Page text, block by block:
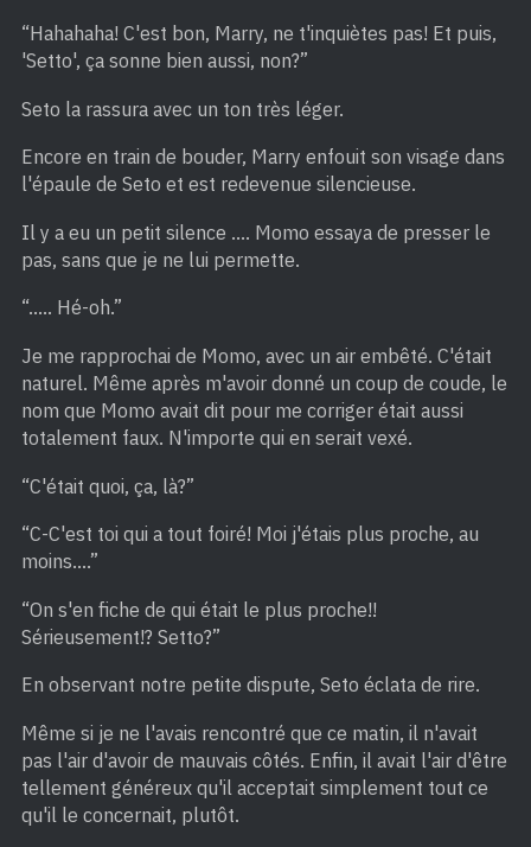
“Hahahaha! C'est bon, Marry, ne t'inquiètes pas! Et puis,
'Setto', ça sonne bien aussi, non?”
Seto la rassura avec un ton très léger.
Encore en train de bouder, Marry enfouit son visage dans
l'épaule de Seto et est redevenue silencieuse.
Il y a eu un petit silence …. Momo essaya de presser le
pas, sans que je ne lui permette.
“….. Hé-oh.”
Je me rapprochai de Momo, avec un air embêté. C'était
naturel. Même après m'avoir donné un coup de coude, le
nom que Momo avait dit pour me corriger était aussi
totalement faux. N'importe qui en serait vexé.
“C'était quoi, ça, là?”
“C-C'est toi qui a tout foiré! Moi j'étais plus proche, au
moins….”
“On s'en fiche de qui était le plus proche!!
Sérieusement!? Setto?”
En observant notre petite dispute, Seto éclata de rire.
Même si je ne l'avais rencontré que ce matin, il n'avait
pas l'air d'avoir de mauvais côtés. Enfin, il avait l'air d'être
tellement généreux qu'il acceptait simplement tout ce
qu'il le concernait, plutôt.